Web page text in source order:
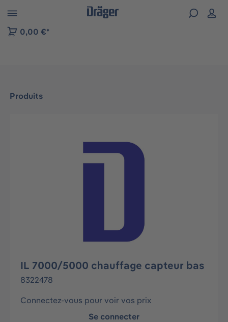
to B2B platform navigation
0,00 €*
Produits
Ignorer la galerie d'images
IL 7000/5000 chauffage capteur bas
8322478
Connectez-vous pour voir vos prix
Se connecter